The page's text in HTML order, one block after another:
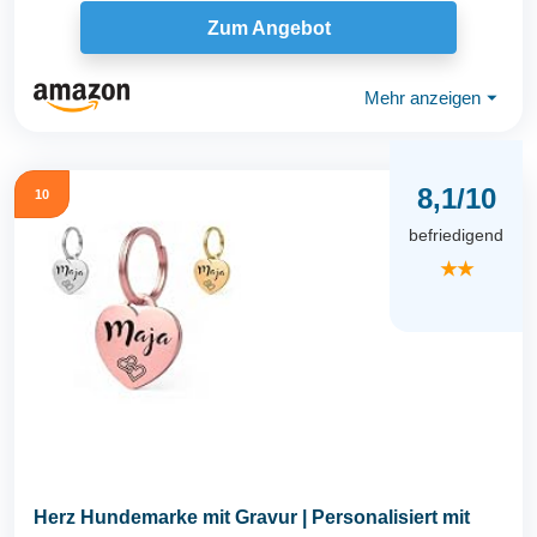
Hundemarke...
Zum Angebot
Mehr anzeigen ⏷
10 8,1/10
befriedigend
★★
Herz Hundemarke mit Gravur | Personalisiert mit